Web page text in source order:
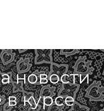
новости
в курсе